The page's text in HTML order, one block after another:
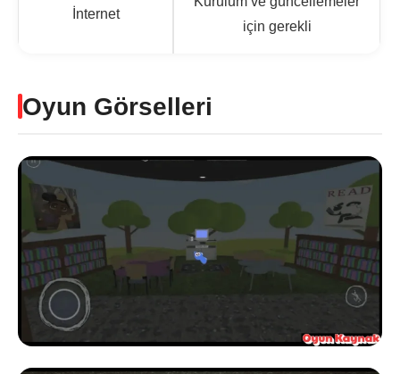
İnternet
için gerekli
Oyun Görselleri